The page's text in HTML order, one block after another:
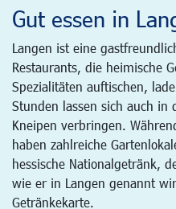
Gut essen in
Langen ist eine
Restaurants, die heimische
Spezialitäten auftischen,
Stunden lassen sich auch in
Kneipen verbringen.
haben zahlreiche
hessische Nationalgetränk,
wie er in Langen genannt
Getränkekarte.